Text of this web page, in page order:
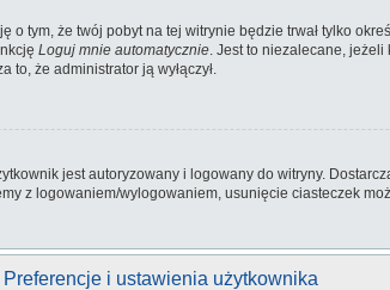
o tym, że twój pobyt na tej witrynie będzie trwał tylko
Loguj mnie automatycznie. Jest to niezalecane,
że administrator ją wyłączył.
jest autoryzowany i logowany do witryny.
z logowaniem/wylogowaniem, usunięcie ciasteczek
Preferencje i ustawienia użytkownika